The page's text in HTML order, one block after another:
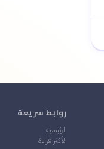
روابط سريعة
الرئيسية
الأكثر قراءة